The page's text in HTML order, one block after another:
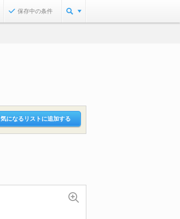
保存中の条件
気になるリストに追加する